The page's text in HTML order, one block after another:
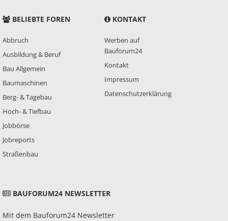
BELIEBTE FOREN
Abbruch
Ausbildung & Beruf
Bau Allgemein
Baumaschinen
Berg- & Tagebau
Hoch- & Tiefbau
Jobbörse
Jobreports
Straßenbau
KONTAKT
Werben auf
Bauforum24
Kontakt
Impressum
Datenschutzerklärung
BAUFORUM24 NEWSLETTER
Mit dem Bauforum24 Newsletter